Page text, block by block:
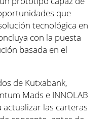
que
tecnológica en
con la puesta
basada en el
de Kutxabank,
Mads e INNOLAB
las carteras